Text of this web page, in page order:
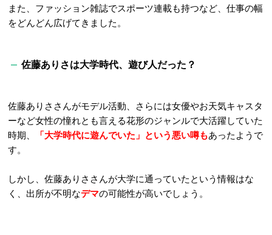
また、ファッション雑誌でスポーツ連載も持つなど、仕事の幅
をどんどん広げてきました。
佐藤ありさは大学時代、遊び人だった？
佐藤ありささんがモデル活動、さらには女優やお天気キャスタ
ーなど女性の憧れとも言える花形のジャンルで大活躍していた
時期、
「大学時代に遊んでいた」という悪い噂もあったようで
す。
しかし、佐藤ありささんが大学に通っていたという情報はな
く、出所が不明なデマの可能性が高いでしょう。